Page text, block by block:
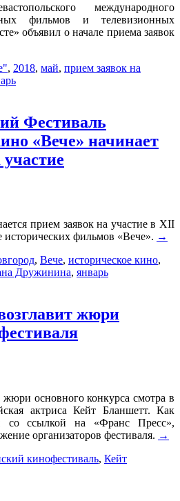
международного
фильмов и телевизионных
объявил о начале приема заявок
, 2018, май, прием заявок на
Фестиваль
«Вече» начинает
прием заявок на участие в XII
исторических фильмов «Вече». →
, Вече, историческое кино,
Дружинина, январь
жюри
жюри основного конкурса смотра в
актриса Кейт Бланшетт. Как
со ссылкой на «Франс Пресс»,
организаторов фестиваля. →
кинофестиваль, Кейт